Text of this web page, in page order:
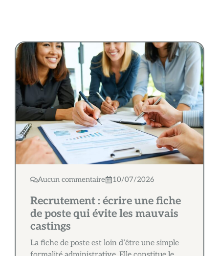
Aucun commentaire 10/07/2026
Recrutement : écrire une fiche
de poste qui évite les mauvais
castings
La fiche de poste est loin d’être une simple